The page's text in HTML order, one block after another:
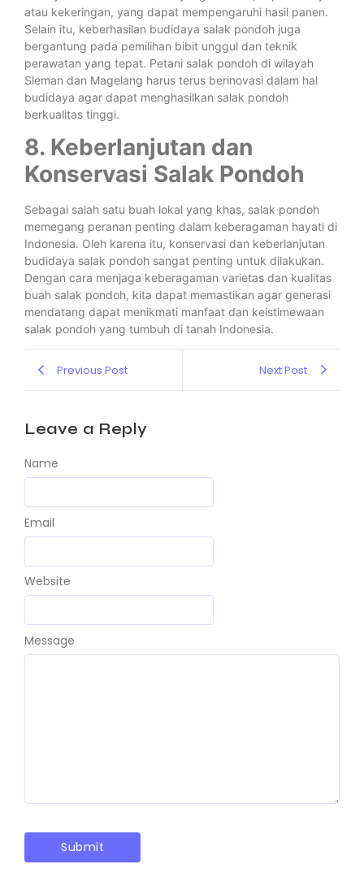
atau kekeringan, yang dapat mempengaruhi hasil panen.
Selain itu, keberhasilan budidaya salak pondoh juga
bergantung pada pemilihan bibit unggul dan teknik
perawatan yang tepat. Petani salak pondoh di wilayah
Sleman dan Magelang harus terus berinovasi dalam hal
budidaya agar dapat menghasilkan salak pondoh
berkualitas tinggi.
8. Keberlanjutan dan
Konservasi Salak Pondoh
Sebagai salah satu buah lokal yang khas, salak pondoh
memegang peranan penting dalam keberagaman hayati di
Indonesia. Oleh karena itu, konservasi dan keberlanjutan
budidaya salak pondoh sangat penting untuk dilakukan.
Dengan cara menjaga keberagaman varietas dan kualitas
buah salak pondoh, kita dapat memastikan agar generasi
mendatang dapat menikmati manfaat dan keistimewaan
salak pondoh yang tumbuh di tanah Indonesia.
Previous Post Next Post
Leave a Reply
Message
Name
Email
Website